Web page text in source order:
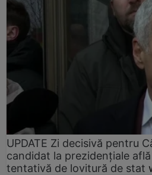
UPDATE Zi decisivă pentru
candidat la prezidențiale
tentativă de lovitură de stat